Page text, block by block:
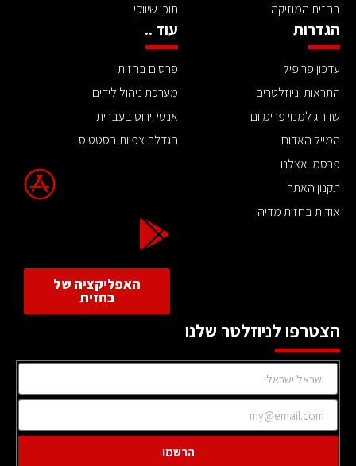
בחזית המוזיקה
תוכן שיווקי
הגדרות
עדכון פרופיל
התראות וניוזלטרים
שדרוג למנוי פרימיום
המייל האדום
פרסמו אצלנו
תקנון האתר
אודות בחזית מדיה
עוד ..
פרסום בחזית
מערכת ניהול לידים
אנטי וירוס בעברית
הגדלת צפיות בסטטוס
האפליקציה של
בחזית
הצטרפו לניוזלטר שלנו
הרשמו